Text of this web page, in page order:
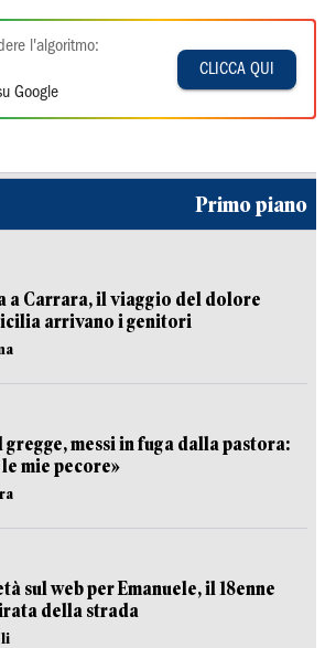
l'algoritmo:
Google
CLICCA QUI
Primo piano
a Carrara, il viaggio del dolore
arrivano i genitori
messi in fuga dalla pastora:
mie pecore»
sul web per Emanuele, il 18enne
della strada